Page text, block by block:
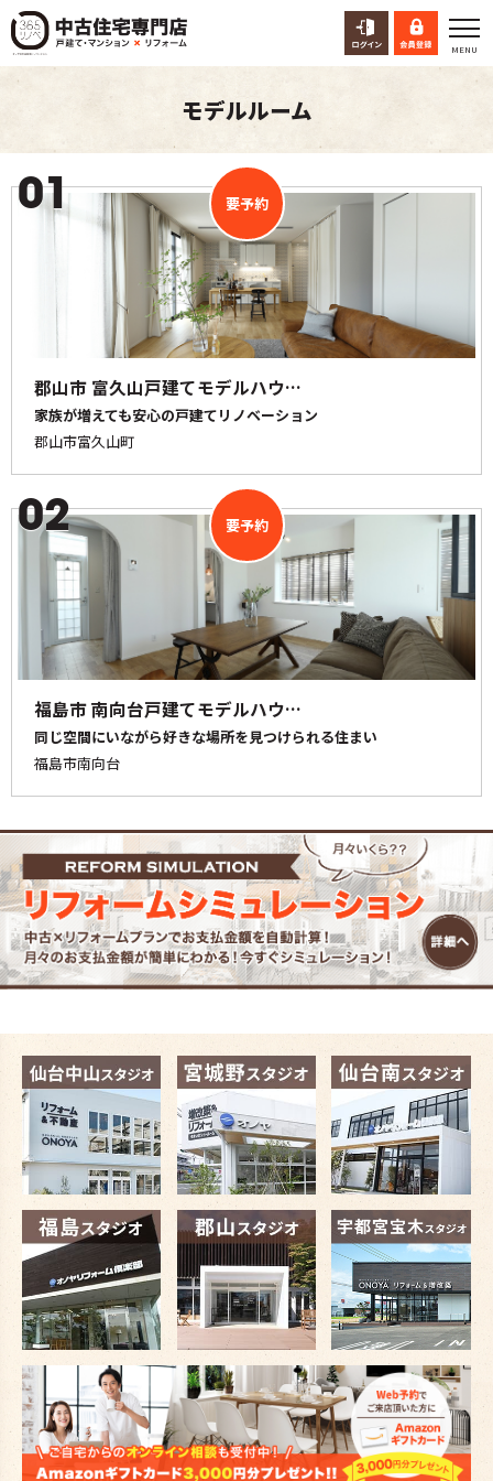
モデルルーム
要予約
01
郡山市 富久山戸建てモデルハウ…
家族が増えても安心の戸建てリノベーション
郡山市富久山町
要予約
02
福島市 南向台戸建てモデルハウ…
同じ空間にいながら好きな場所を見つけられる住まい
福島市南向台